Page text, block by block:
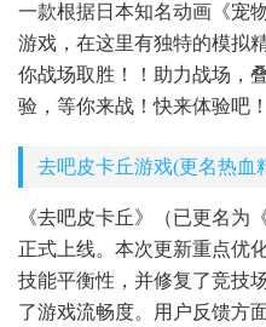
一款根据日本知名动画《宠
游戏，在这里有独特的模拟
你战场取胜！！助力战场，
验，等你来战！快来体验吧！
去吧皮卡丘游戏(更名热血
《去吧皮卡丘》（已更名为
正式上线。本次更新重点优
技能平衡性，并修复了竞技
了游戏流畅度。用户反馈方